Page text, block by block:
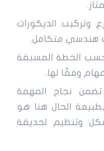
الديكورات
هندسي متكامل.
الخطة المسبقة
وفقًا لها.
نجاح المهمة
الحال هنا هو
وتنظيم لحديقة